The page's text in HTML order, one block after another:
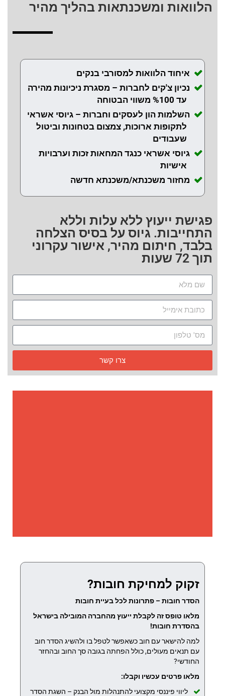
הלוואות ומשכנתאות בהליך מהיר
איחוד הלוואות למסורבי בנקים
נכיון צ'קים לחברות – מסגרת ניכיונות מהירה
עד %100 משווי הבטוחה
השלמות הון לעסקים וחברות – גיוסי אשראי
לתקופות ארוכות, צמצום בטחונות וביטול
שעבודים
גיוסי אשראי כנגד המחאות זכות וערבויות
אישיות
מחזור משכנתא/משכנתא חדשה
פגישת ייעוץ ללא עלות וללא
התחייבות. גיוס על בסיס הצלחה
בלבד, חיתום מהיר, אישור עקרוני
תוך 72 שעות
צרו קשר
זקוק למחיקת חובות?
הסדר חובות – פתרונות לכל בעיית חובות
מלאו טופס זה לקבלת ייעוץ מהחברה המובילה בישראל
בהסדרת חובות!
למה להישאר עם חוב כשאפשר לטפל בו ולהשיג הסדר חוב
עם תנאים מעולים, כולל הפחתה בגובה סך החוב ובהחזר
החודשי?
מלאו פרטים עכשיו וקבלו:
ליווי פיננסי מקצועי להתנהלות מול הבנק – השגת הסדר